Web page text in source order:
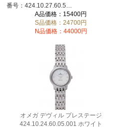
A品価格：15400円
S品価格：24700円
N品価格：44000円
オメガ デヴィル プレステージ
424.10.24.60.05.001 ホワイト